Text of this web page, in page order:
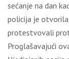
sećanje na dan
policija je
protestvovali
Proglašavajući